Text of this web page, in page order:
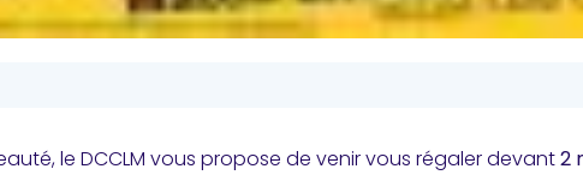
le DCCLM vous propose de venir vous régaler devant2